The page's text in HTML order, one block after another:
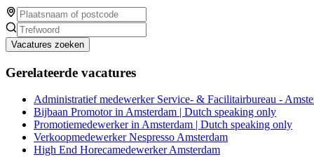
Vacatures zoeken
Gerelateerde vacatures
Administratief medewerker Service- & Facilitairbureau -
Bijbaan Promotor in Amsterdam | Dutch speaking only
Promotiemedewerker in Amsterdam | Dutch speaking only
Verkoopmedewerker Nespresso Amsterdam
High End Horecamedewerker Amsterdam